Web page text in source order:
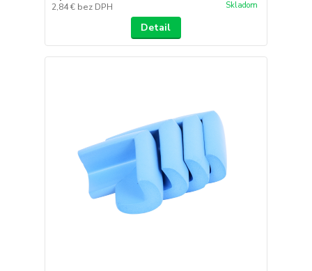
2,84 € bez DPH Skladom
Detail